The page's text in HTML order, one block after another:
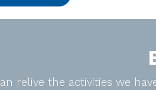
relive the activities we